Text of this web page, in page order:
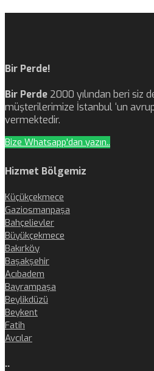
Bir Perde!
Bir Perde 2000 yılından beri siz
müşterilerimize İstanbul ‘un
vermektedir.
Bize Whatsapp'dan yazın..
Hizmet Bölgemiz
Küçükçekmece
Gaziosmanpaşa
Bahçelievler
Büyükçekmece
Bakırköy
Başakşehir
Acıbadem
Bayrampaşa
Beylikdüzü
Beykent
Fatih
Avcılar
..